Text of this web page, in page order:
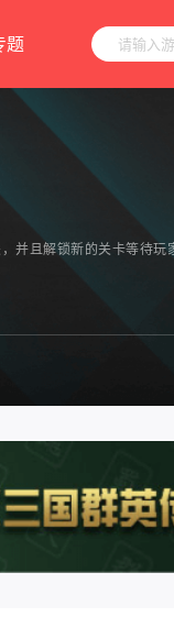
题
并且解锁新的关卡等待